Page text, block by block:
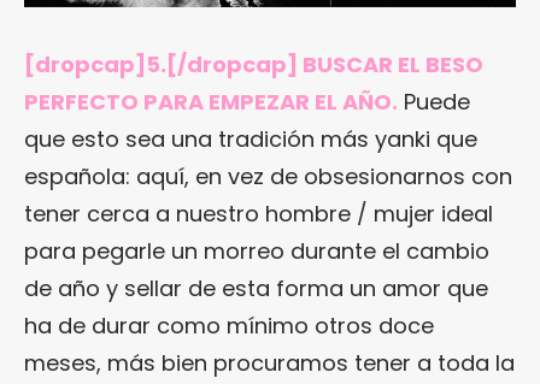
[dropcap]5.[/dropcap] BUSCAR EL BESO
PERFECTO PARA EMPEZAR EL AÑO. Puede
que esto sea una tradición más yanki que
española: aquí, en vez de obsesionarnos con
tener cerca a nuestro hombre / mujer ideal
para pegarle un morreo durante el cambio
de año y sellar de esta forma un amor que
ha de durar como mínimo otros doce
meses, más bien procuramos tener a toda la